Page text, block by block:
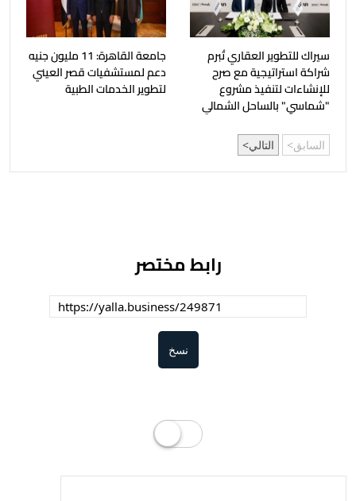
سيراك للتطوير العقاري تُبرم
شراكة استراتيجية مع صرح
للإنشاءات لتنفيذ مشروع
"شماسي" بالساحل الشمالي
جامعة القاهرة: 11 مليون جنيه
دعم لمستشفيات قصر العيني
لتطوير الخدمات الطبية
السابق التالي
رابط مختصر
نسخ